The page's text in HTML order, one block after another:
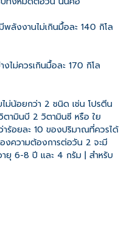
พลังงานไม่เกินมื้อละ 140 กิโล
ไม่ควรเกินมื้อละ 170 กิโล
ไม่น้อยกว่า 2 ชนิด เช่น โปรตีน
ตามินบี 2 วิตามินซี หรือ ใย
ร้อยละ 10 ของปริมาณที่ควรได้
งความต้องการต่อวัน 2 จะมี
ยุ 6-8 ปี และ 4 กรัม | สำหรับ